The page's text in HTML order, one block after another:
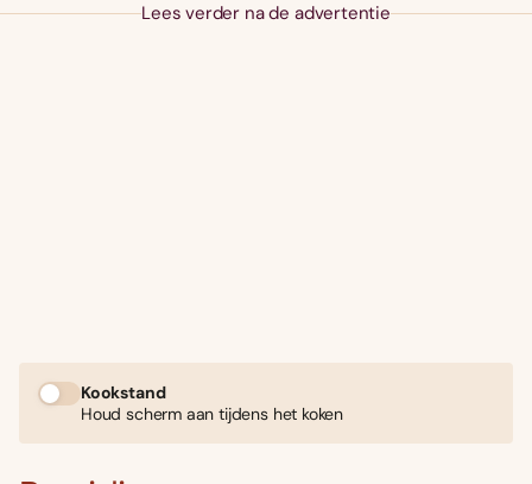
Lees verder na de advertentie
Kookstand
Houd scherm aan tijdens het koken